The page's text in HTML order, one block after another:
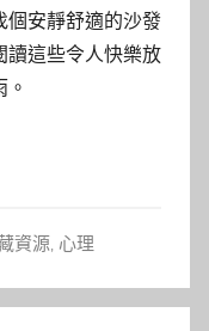
個安靜舒適的沙發
讀這些令人快樂放
資源, 心理